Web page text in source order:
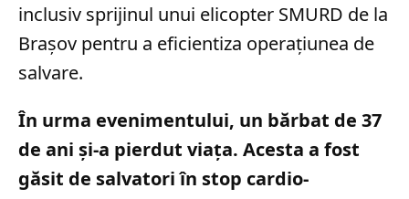
inclusiv sprijinul unui elicopter SMURD de la
Brașov pentru a eficientiza operațiunea de
salvare.
În urma evenimentului, un bărbat de 37
de ani și-a pierdut viața. Acesta a fost
găsit de salvatori în stop cardio-